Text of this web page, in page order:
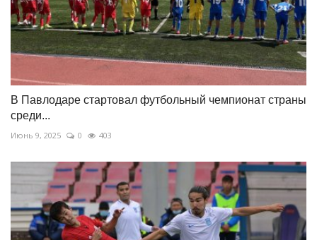
В Павлодаре стартовал футбольный чемпионат страны
среди...
Июнь 9, 2025 0 403